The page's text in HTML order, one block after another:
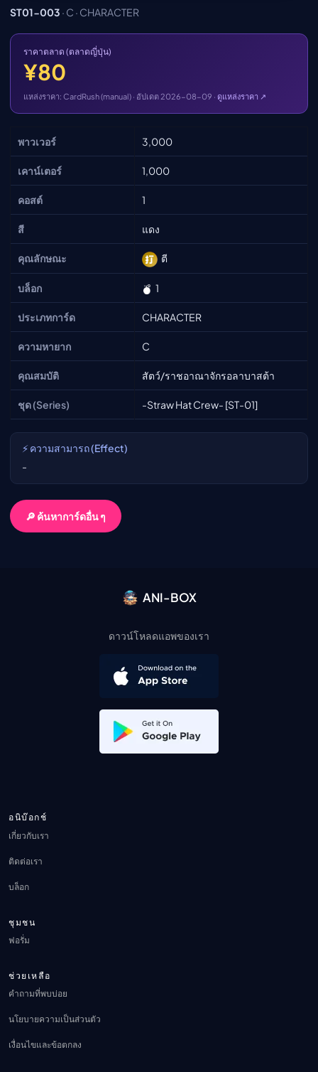
ST01-003 · C · CHARACTER
ราคาตลาด (ตลาดญี่ปุ่น)
¥80
แหล่งราคา: CardRush (manual) · อัปเดต 2026-08-09 · ดูแหล่งราคา ↗
พาวเวอร์ 3,000
เคาน์เตอร์ 1,000
คอสต์ 1
สี แดง
คุณลักษณะ ตี
บล็อก 1
ประเภทการ์ด CHARACTER
ความหายาก C
คุณสมบัติ สัตว์/ราชอาณาจักรอลาบาสต้า
ชุด (Series) -Straw Hat Crew- [ST-01]
⚡ ความสามารถ (Effect)
-
🔎 ค้นหาการ์ดอื่น ๆ
ANI-BOX
ดาวน์โหลดแอพของเรา
อนิบ๊อกช์
เกี่ยวกับเรา
ติดต่อเรา
บล็อก
ชุมชน
ฟอรั่ม
ช่วยเหลือ
คำถามที่พบบ่อย
นโยบายความเป็นส่วนตัว
เงื่อนไขและข้อตกลง